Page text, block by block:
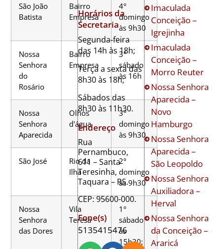
São João
Batista
Bairro
Empresa
4°
domingo
às 9h30
Nossa
Senhora
do
Rosário
Bairro
Empresa
3°
sábado
às 16h
Nossa
Senhora
Aparecida
Olhos
d'água
3°
domingo
às 9h30
São José
Rio da
Ilha
2°
domingo
às 9h30
Nossa
Senhora
das Dores
Vila
Teresa
1°
sábado
às
15h30;
Horários da
Secretaria
Segunda-feira
das 14h às 18h;
Terça a sexta das
8h30 às 18h;
Sábados das
8h30 às 11h30.
Endereço
Rua
Pernambuco,
611 – Santa
Teresinha,
Taquara – RS.
CEP: 95600-000.
Fone(s)
5135415476
Imaculada
Conceição –
Igrejinha
Imaculada
Conceição –
Morro Reuter
Nossa Senhora
Aparecida –
Novo
Hamburgo
Nossa Senhora
Aparecida –
São Leopoldo
Nossa Senhora
Auxiliadora –
Herval
Nossa Senhora
da Conceição –
Araricá